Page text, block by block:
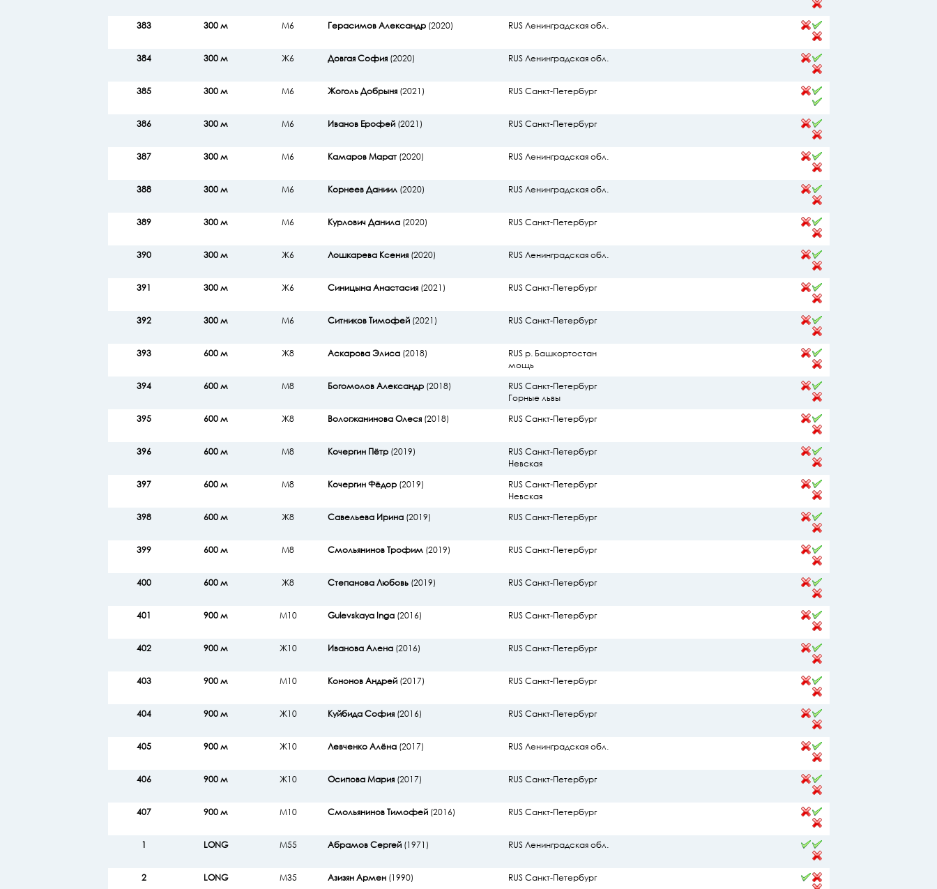
383 300 м М6 Герасимов Александр (2020) RUS Ленинградская обл.
384 300 м Ж6 Довгая София (2020) RUS Ленинградская обл.
385 300 м М6 Жоголь Добрыня (2021) RUS Санкт-Петербург
386 300 м М6 Иванов Ерофей (2021) RUS Санкт-Петербург
387 300 м М6 Камаров Марат (2020) RUS Ленинградская обл.
388 300 м М6 Корнеев Даниил (2020) RUS Ленинградская обл.
389 300 м М6 Курлович Данила (2020) RUS Санкт-Петербург
390 300 м Ж6 Лошкарева Ксения (2020) RUS Ленинградская обл.
391 300 м Ж6 Синицына Анастасия (2021) RUS Санкт-Петербург
392 300 м М6 Ситников Тимофей (2021) RUS Санкт-Петербург
393 600 м Ж8 Аскарова Элиса (2018)
RUS р. Башкортостан
мощь
394
600 м М8 Богомолов Александр (2018)
RUS Санкт-Петербург
Горные львы
395
600 м Ж8 Вологжанинова Олеся (2018) RUS Санкт-Петербург
396 600 м М8 Кочергин Пётр (2019)
RUS Санкт-Петербург
Невская
397
600 м М8 Кочергин Фёдор (2019)
RUS Санкт-Петербург
Невская
398
600 м Ж8 Савельева Ирина (2019) RUS Санкт-Петербург
399 600 м М8 Смольянинов Трофим (2019) RUS Санкт-Петербург
400 600 м Ж8 Степанова Любовь (2019) RUS Санкт-Петербург
401 900 м М10 Gulevskaya Inga (2016) RUS Санкт-Петербург
402 900 м Ж10 Иванова Алена (2016) RUS Санкт-Петербург
403 900 м М10 Кононов Андрей (2017) RUS Санкт-Петербург
404 900 м Ж10 Куйбида София (2016) RUS Санкт-Петербург
405 900 м Ж10 Левченко Алёна (2017) RUS Ленинградская обл.
406 900 м Ж10 Осипова Мария (2017) RUS Санкт-Петербург
407 900 м М10 Смольянинов Тимофей (2016) RUS Санкт-Петербург
1 LONG М55 Абрамов Сергей (1971) RUS Ленинградская обл.
2 LONG М35 Азизян Армен (1990) RUS Санкт-Петербург